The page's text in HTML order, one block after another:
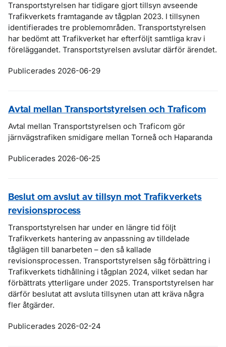
Transportstyrelsen har tidigare gjort tillsyn avseende
Trafikverkets framtagande av tågplan 2023. I tillsynen
identifierades tre problemområden. Transportstyrelsen
har bedömt att Trafikverket har efterföljt samtliga krav i
föreläggandet. Transportstyrelsen avslutar därför ärendet.
Publicerades 2026-06-29
Avtal mellan Transportstyrelsen och Traficom
Avtal mellan Transportstyrelsen och Traficom gör
järnvägstrafiken smidigare mellan Torneå och Haparanda
Publicerades 2026-06-25
Beslut om avslut av tillsyn mot Trafikverkets
revisionsprocess
Transportstyrelsen har under en längre tid följt
Trafikverkets hantering av anpassning av tilldelade
tåglägen till banarbeten – den så kallade
revisionsprocessen. Transportstyrelsen såg förbättring i
Trafikverkets tidhållning i tågplan 2024, vilket sedan har
förbättrats ytterligare under 2025. Transportstyrelsen har
därför beslutat att avsluta tillsynen utan att kräva några
fler åtgärder.
Publicerades 2026-02-24